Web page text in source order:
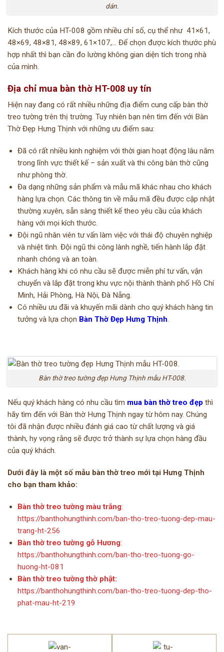
dán.
Kích thước của HT-008 gồm nhiều chỉ số, cụ thể như 41×61,
48×69, 48×81, 48×89, 61×107,… Để chọn được kích thước phù
hợp nhất thì bạn cần đo lường không gian diện tích trong nhà
của mình.
Địa chỉ mua bàn thờ HT-008 uy tín
Hiện nay đang có rất nhiều những địa điểm cung cấp bàn thờ
treo tường trên thị trường. Tuy nhiên bạn nên tìm đến với Bàn
Thờ Đẹp Hưng Thịnh với những ưu điểm sau:
Đã có rất nhiều kinh nghiệm với thời gian hoạt động lâu năm
trong lĩnh vực thiết kế – sản xuất và thi công bàn thờ cũng
như phòng thờ.
Đa dạng những sản phẩm và mẫu mã khác nhau cho khách
hàng lựa chọn. Các thông tin về mẫu mã đều được cập nhật
thường xuyên, sẵn sàng thiết kế theo yêu cầu của khách
hàng với mọi kích thước.
Đội ngũ nhân viên tư vấn làm việc với thái độ chuyên nghiệp
và nhiệt tình. Đội ngũ thi công lành nghề, tiến hành lắp đặt
nhanh chóng và an toàn.
Khách hàng khi có nhu cầu sẽ được miễn phí tư vấn, vận
chuyển và lắp đặt trong khu vực nội thành thành phố Hồ Chí
Minh, Hải Phòng, Hà Nội, Đà Nẵng.
Có nhiều ưu đãi và khuyến mãi dành cho quý khách hàng tin
tưởng và lựa chọn Bàn Thờ Đẹp Hưng Thịnh.
Bàn thờ treo tường đẹp Hưng Thịnh mẫu HT-008.
Nếu quý khách hàng có nhu cầu tìm mua bàn thờ treo đẹp thì
hãy tìm đến với Bàn thờ Hưng Thịnh ngay từ hôm nay. Chúng
tôi đã nhận được nhiều đánh giá cao từ chất lượng và giá
thành, hy vọng rằng sẽ được trở thành sự lựa chọn hàng đầu
của quý khách.
Dưới đây là một số mẫu bàn thờ treo mới tại Hưng Thịnh
cho bạn tham khảo:
Bàn thờ treo tường màu trắng:
https://banthohungthinh.com/ban-tho-treo-tuong-dep-mau-
trang-ht-256
Bàn thờ treo tường gỗ Hương:
https://banthohungthinh.com/ban-tho-treo-tuong-go-
huong-ht-081
Bàn thờ treo tường thờ phật:
https://banthohungthinh.com/ban-tho-treo-tuong-dep-tho-
phat-mau-ht-219